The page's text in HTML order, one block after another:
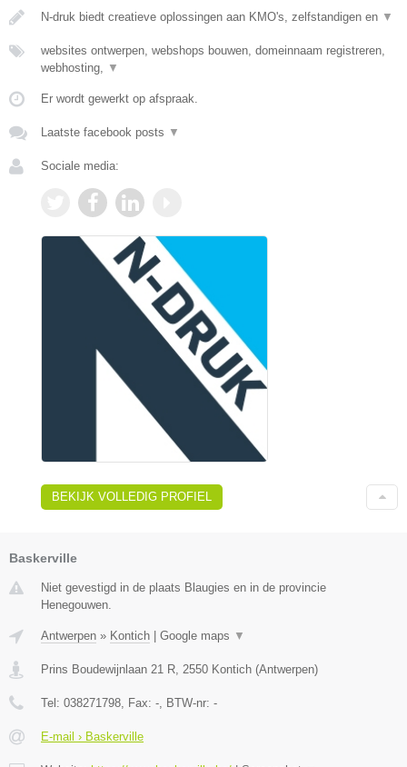
N-druk biedt creatieve oplossingen aan KMO's, zelfstandigen en ▼
websites ontwerpen, webshops bouwen, domeinnaam registreren,
webhosting, ▼
Er wordt gewerkt op afspraak.
Laatste facebook posts ▼
Sociale media:
BEKIJK VOLLEDIG PROFIEL
Baskerville
Niet gevestigd in de plaats Blaugies en in de provincie
Henegouwen.
Antwerpen » Kontich Google maps ▼
Prins Boudewijnlaan 21 R, 2550 Kontich (Antwerpen)
Tel: 038271798, Fax: -, BTW-nr: -
E-mail › Baskerville